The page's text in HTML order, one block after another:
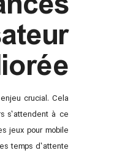
crucial. Cela
s’attendent à ce
jeux pour mobile
temps d’attente.